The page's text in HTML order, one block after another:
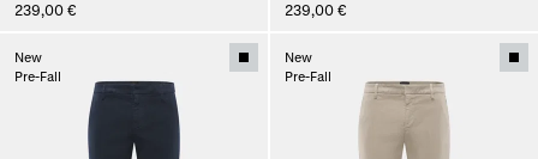
239,00 € 239,00 €
New
Pre-Fall
New
Pre-Fall